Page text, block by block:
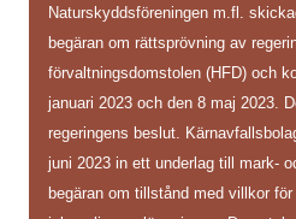
Naturskyddsföreningen m.fl.
begäran om rättsprövning av
förvaltningsdomstolen (HFD) och
januari 2023 och den 8 maj 2023.
regeringens beslut.
juni 2023 in ett underlag till mark-
begäran om tillstånd med villkor